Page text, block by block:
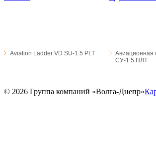
Aviation Ladder VD SU-1.5 PLT
Авиационная
СУ-1.5 ПЛТ
© 2026 Группа компаний «Волга-Днепр»